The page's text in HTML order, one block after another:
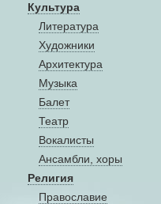
Культура
Литература
Художники
Aрхитектура
Музыка
Балет
Театр
Вокалисты
Aнсамбли, хоры
Религия
Православие